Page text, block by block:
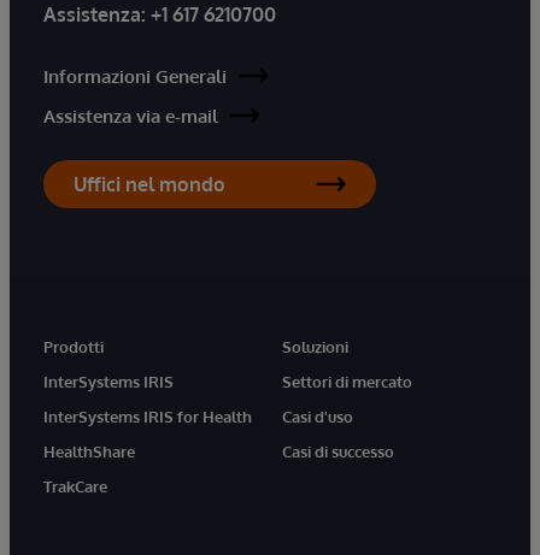
Assistenza: +1 617 6210700
Informazioni Generali
Assistenza via e-mail
Uffici nel mondo
Prodotti
InterSystems IRIS
InterSystems IRIS for Health
HealthShare
TrakCare
Soluzioni
Settori di mercato
Casi d'uso
Casi di successo